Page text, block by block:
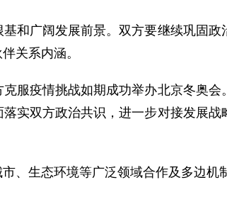
和广阔发展前景。双方要继续巩固政
关系内涵。
服疫情挑战如期成功举办北京冬奥
实双方政治共识，进一步对接发展
、生态环境等广泛领域合作及多边机